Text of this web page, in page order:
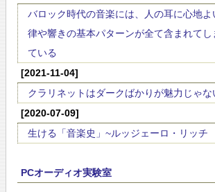
バロック時代の音楽には、人の耳に心地よ
律や響きの基本パターンが全て含まれてし
ている
[2021-11-04]
クラリネットはダークばかりが魅力じゃな
[2020-07-09]
生ける「音楽史」~ルッジェーロ・リッチ
PCオーディオ実験室